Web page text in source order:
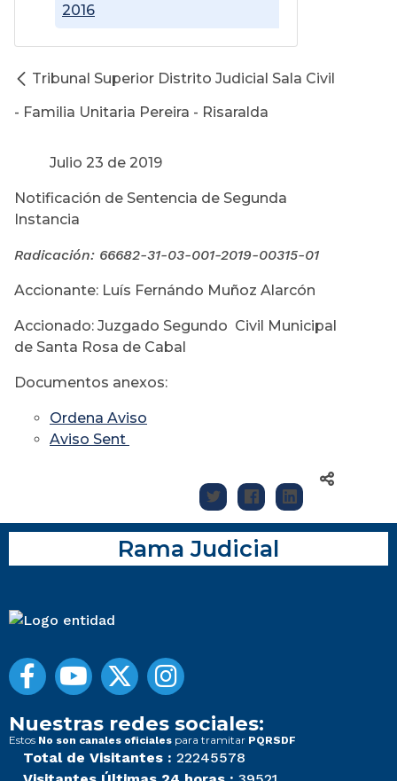
2016
Tribunal Superior Distrito Judicial Sala Civil
- Familia Unitaria Pereira - Risaralda
Julio 23 de 2019
Notificación de Sentencia de Segunda
Instancia
Radicación: 66682-31-03-001-2019-00315-01
Accionante: Luís Fernándo Muñoz Alarcón
Accionado: Juzgado Segundo Civil Municipal
de Santa Rosa de Cabal
Documentos anexos:
Ordena Aviso
Aviso Sent
Rama Judicial
Nuestras redes sociales:
Estos No son canales oficiales para tramitar PQRSDF
Total de Visitantes : 22245578